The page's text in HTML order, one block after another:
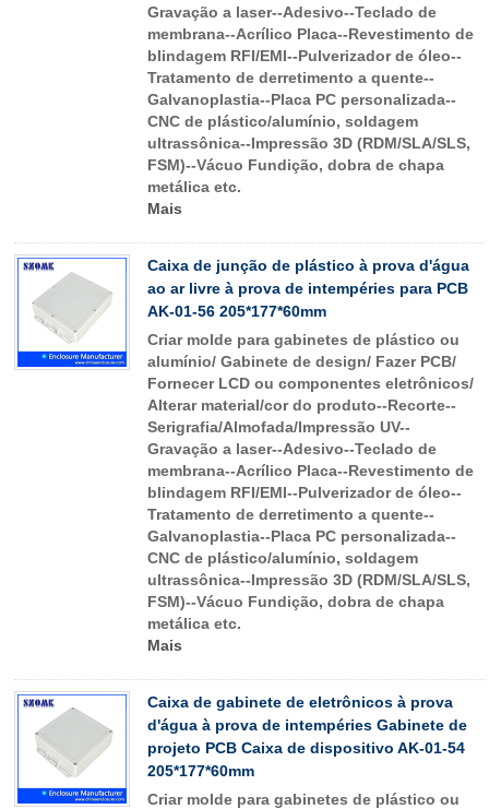
Gravação a laser--Adesivo--Teclado de
membrana--Acrílico Placa--Revestimento de
blindagem RFI/EMI--Pulverizador de óleo--
Tratamento de derretimento a quente--
Galvanoplastia--Placa PC personalizada--
CNC de plástico/alumínio, soldagem
ultrassônica--Impressão 3D (RDM/SLA/SLS,
FSM)--Vácuo Fundição, dobra de chapa
metálica etc.
Mais
Caixa de junção de plástico à prova d'água
ao ar livre à prova de intempéries para PCB
AK-01-56 205*177*60mm
Criar molde para gabinetes de plástico ou
alumínio/ Gabinete de design/ Fazer PCB/
Fornecer LCD ou componentes eletrônicos/
Alterar material/cor do produto--Recorte--
Serigrafia/Almofada/Impressão UV--
Gravação a laser--Adesivo--Teclado de
membrana--Acrílico Placa--Revestimento de
blindagem RFI/EMI--Pulverizador de óleo--
Tratamento de derretimento a quente--
Galvanoplastia--Placa PC personalizada--
CNC de plástico/alumínio, soldagem
ultrassônica--Impressão 3D (RDM/SLA/SLS,
FSM)--Vácuo Fundição, dobra de chapa
metálica etc.
Mais
Caixa de gabinete de eletrônicos à prova
d'água à prova de intempéries Gabinete de
projeto PCB Caixa de dispositivo AK-01-54
205*177*60mm
Criar molde para gabinetes de plástico ou